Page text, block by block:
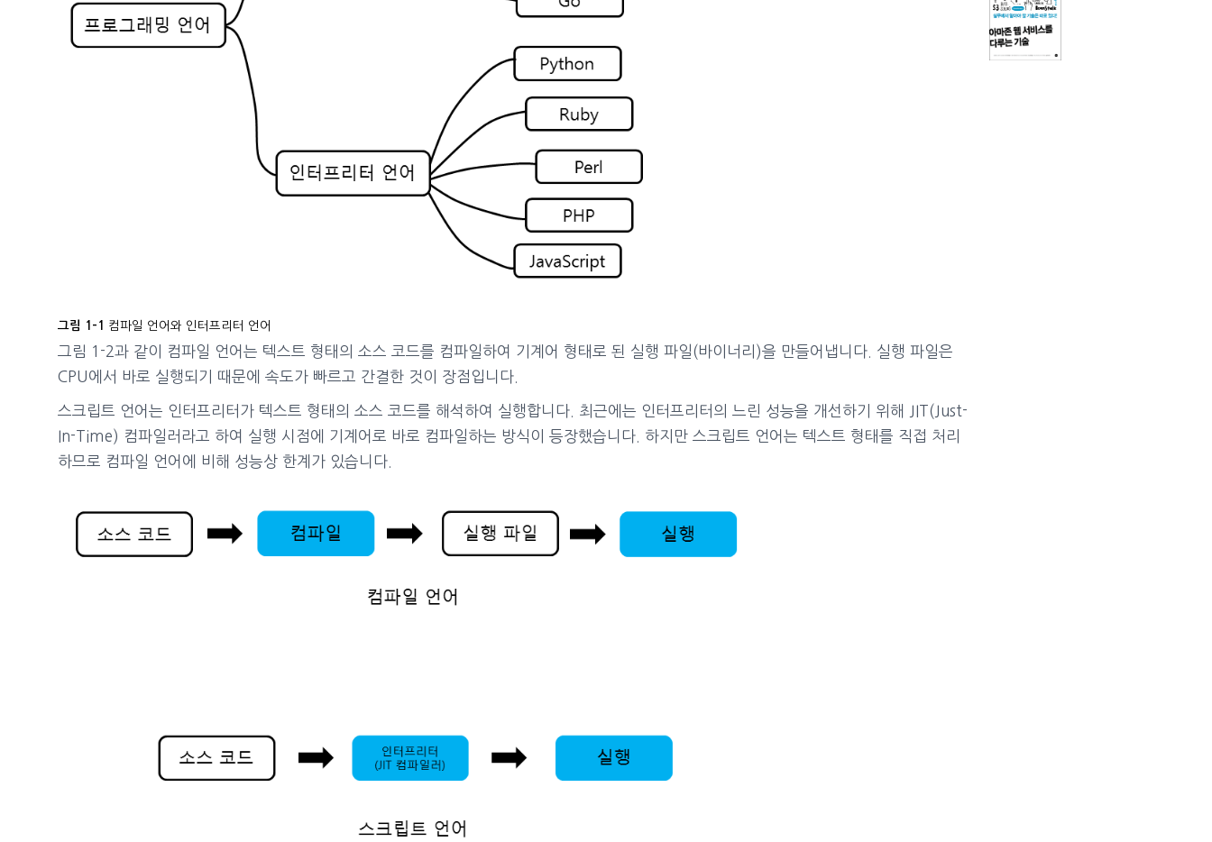
그림 1-1 컴파일 언어와 인터프리터 언어
그림 1-2과 같이 컴파일 언어는 텍스트 형태의 소스 코드를 컴파일하여 기계어 형태로 된 실행 파일(바이너리)을 만들어냅니다. 실행 파일은
CPU에서 바로 실행되기 때문에 속도가 빠르고 간결한 것이 장점입니다.
스크립트 언어는 인터프리터가 텍스트 형태의 소스 코드를 해석하여 실행합니다. 최근에는 인터프리터의 느린 성능을 개선하기 위해 JIT(Just-
In-Time) 컴파일러라고 하여 실행 시점에 기계어로 바로 컴파일하는 방식이 등장했습니다. 하지만 스크립트 언어는 텍스트 형태를 직접 처리
하므로 컴파일 언어에 비해 성능상 한계가 있습니다.